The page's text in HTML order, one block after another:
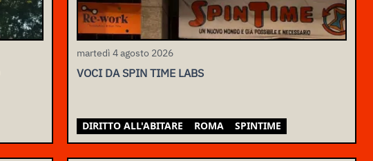
martedì 4 agosto 2026
VOCI DA SPIN TIME LABS
DIRITTO ALL'ABITARE ROMA SPINTIME